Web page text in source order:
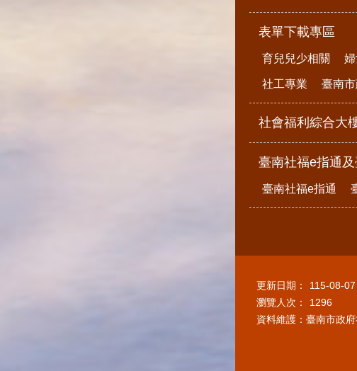
表單下載專區
育兒兒少相關 婦
社工專業 臺南
社會福利綜合大
臺南社福e指通
臺南社福e指通
更新日期：
115-08-07
瀏覽人次：
1296
資料維護：臺南市政